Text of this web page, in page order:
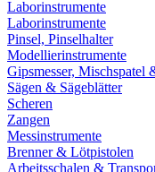
Laborinstrumente
Laborinstrumente
Pinsel, Pinselhalter
Modellierinstrumente
Gipsmesser, Mischspatel
Sägen & Sägeblätter
Scheren
Zangen
Messinstrumente
Brenner & Lötpistolen
Arbeitsschalen &